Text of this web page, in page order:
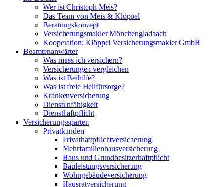
Wer ist Christoph Meis?
Das Team von Meis & Klöppel
Beratungskonzept
Versicherungsmakler Mönchengladbach
Kooperation: Klöppel Versicherungsmakler GmbH
Beamtenanwärter
Was muss ich versichern?
Versicherungen vergleichen
Was ist Beihilfe?
Was ist freie Heilfürsorge?
Krankenversicherung
Dienstunfähigkeit
Diensthaftpflicht
Versicherungssparten
Privatkunden
Privathaftpflichtversicherung
Mehrfamilienhausversicherung
Haus und Grundbesitzerhaftpflicht
Bauleistungsversicherung
Wohngebäudeversicherung
Hausratversicherung